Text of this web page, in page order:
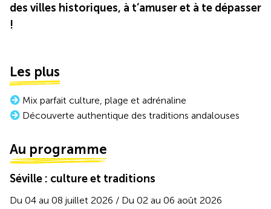
des villes historiques, à t’amuser et à te dépasser
!
Les plus
Mix parfait culture, plage et adrénaline
Découverte authentique des traditions andalouses
Au programme
Séville : culture et traditions
Du 04 au 08 juillet 2026 / Du 02 au 06 août 2026